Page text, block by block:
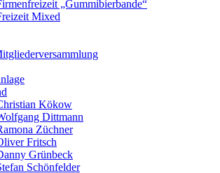
„Gummibierbande“
Mixed
Kökow
Dittmann
Züchner
Fritsch
Grünbeck
Schönfelder